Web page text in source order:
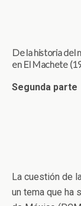
De la historia del
en El Machete
Segunda parte
La cuestión de
un tema que ha